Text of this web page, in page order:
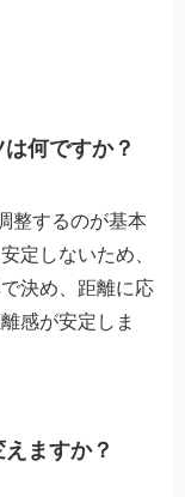
何ですか？
整するのが基本
定しないため、
決め、距離に応
感が安定しま
ますか？